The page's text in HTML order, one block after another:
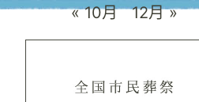
« 10月 12月 »